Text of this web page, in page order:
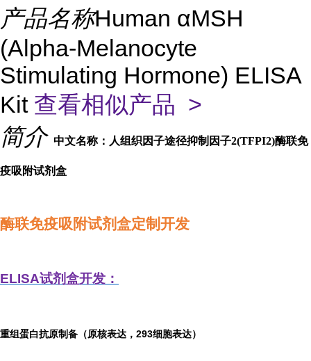
产品名称Human αMSH
(Alpha-Melanocyte
Stimulating Hormone) ELISA
Kit 查看相似产品 >
简介 中文名称：人组织因子途径抑制因子2(TFPI2)酶联免
疫吸附试剂盒
酶联免疫吸附试剂盒定制开发
ELISA试剂盒开发：
重组蛋白抗原制备（原核表达，293细胞表达）